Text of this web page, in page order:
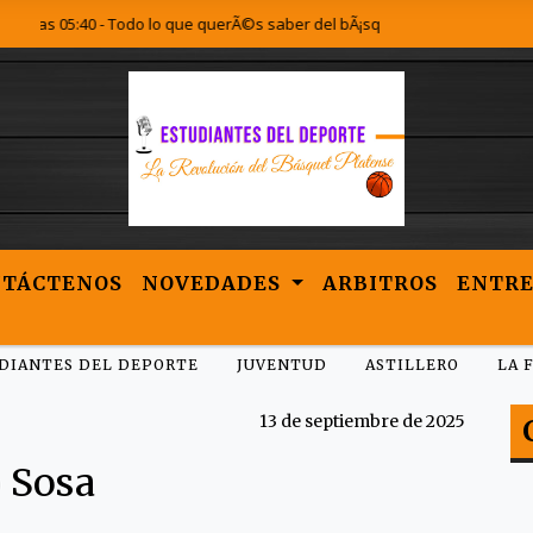
05:40 - Todo lo que querÃ©s saber del bÃ¡squet Platense lo encontrÃ¡s
NOVEDADES ARBITROS
DEL DEPORTE JUVENTUD ASTILLERO LA
13 de septiembre de 2025